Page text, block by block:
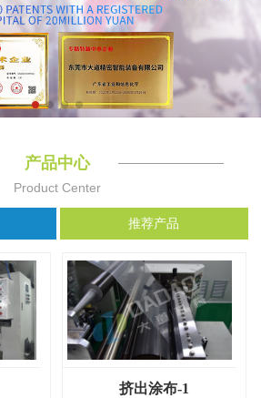
产品中心
Product Center
推荐产品
挤出涂布-1